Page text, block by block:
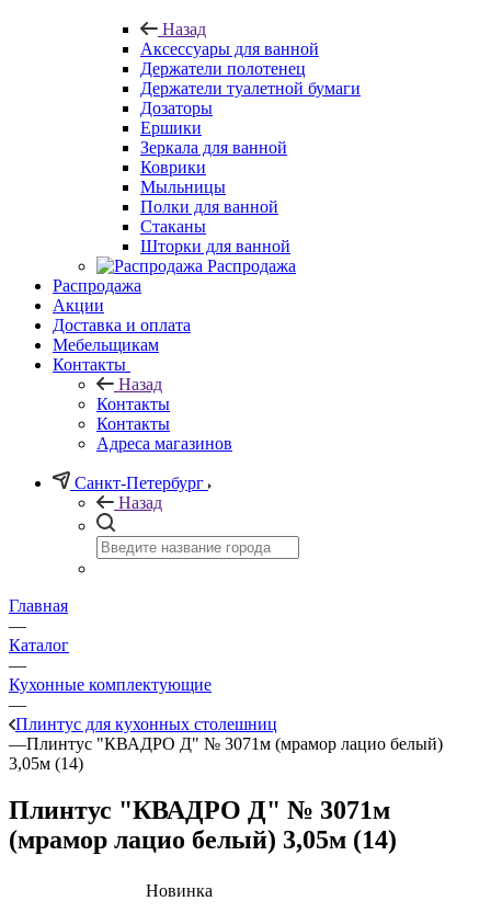
Назад
Аксессуары для ванной
Держатели полотенец
Держатели туалетной бумаги
Дозаторы
Ершики
Зеркала для ванной
Коврики
Мыльницы
Полки для ванной
Стаканы
Шторки для ванной
Распродажа
Распродажа
Акции
Доставка и оплата
Мебельщикам
Контакты
Назад
Контакты
Контакты
Адреса магазинов
Санкт-Петербург
Назад
Главная
—
Каталог
—
Кухонные комплектующие
—
Плинтус для кухонных столешниц
—Плинтус "КВАДРО Д" № 3071м (мрамор лацио белый)
3,05м (14)
Плинтус "КВАДРО Д" № 3071м
(мрамор лацио белый) 3,05м (14)
Новинка